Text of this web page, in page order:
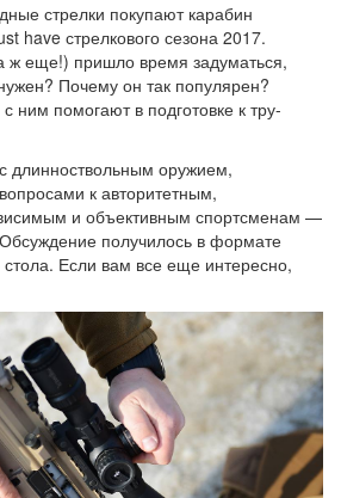
стрелки покупают карабин
have стрелкового сезона 2017.
ж еще!) пришло время задуматься,
Почему он так популярен?
ним помогают в подготовке к тру-
длинноствольным оружием,
к авторитетным,
и объективным спортсменам —
получилось в формате
стола. Если вам все еще интересно,